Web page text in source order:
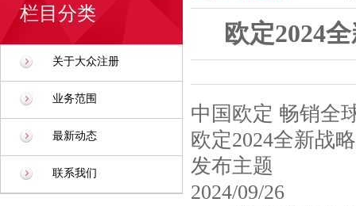
栏目分类
关于大众注册
业务范围
最新动态
联系我们
欧定2024
中国欧定 畅销全
欧定2024全新战
发布主题
2024/09/26